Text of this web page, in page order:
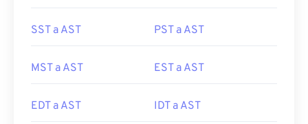
SST a AST PST a AST
MST a AST EST a AST
EDT a AST IDT a AST